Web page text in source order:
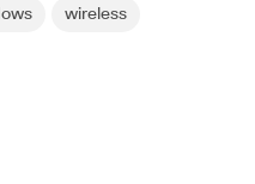
wireless